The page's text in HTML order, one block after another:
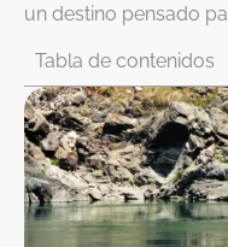
un destino pensado
Tabla de contenidos